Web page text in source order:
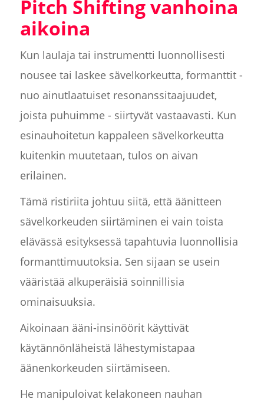
Pitch Shifting vanhoina
aikoina
Kun laulaja tai instrumentti luonnollisesti
nousee tai laskee sävelkorkeutta, formanttit -
nuo ainutlaatuiset resonanssitaajuudet,
joista puhuimme - siirtyvät vastaavasti. Kun
esinauhoitetun kappaleen sävelkorkeutta
kuitenkin muutetaan, tulos on aivan
erilainen.
Tämä ristiriita johtuu siitä, että äänitteen
sävelkorkeuden siirtäminen ei vain toista
elävässä esityksessä tapahtuvia luonnollisia
formanttimuutoksia. Sen sijaan se usein
vääristää alkuperäisiä soinnillisia
ominaisuuksia.
Aikoinaan ääni-insinöörit käyttivät
käytännönläheistä lähestymistapaa
äänenkorkeuden siirtämiseen.
He manipuloivat kelakoneen nauhan